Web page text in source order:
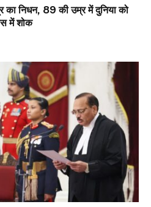
का निधन, 89 की उम्र में दुनिया को
में शोक